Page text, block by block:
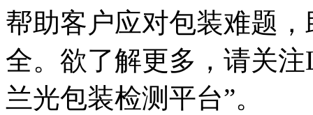
帮助客户应对包装难题
全。欲了解更多，请关
兰光包装检测平台”。